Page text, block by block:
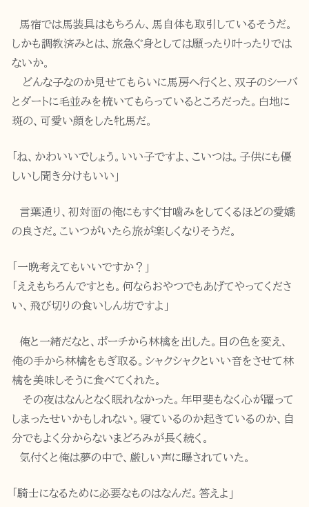
馬宿では馬装具はもちろん、馬自体も取引しているそうだ。
しかも調教済みとは、旅急ぐ身としては願ったり叶ったりでは
ないか。
どんな子なのか見せてもらいに馬房へ行くと、双子のシーバ
とダートに毛並みを梳いてもらっているところだった。白地に
斑の、可愛い顔をした牝馬だ。
「ね、かわいいでしょう。いい子ですよ、こいつは。子供にも優
しいし聞き分けもいい」
言葉通り、初対面の俺にもすぐ甘噛みをしてくるほどの愛嬌
の良さだ。こいつがいたら旅が楽しくなりそうだ。
「一晩考えてもいいですか？」
「ええもちろんですとも。何ならおやつでもあげてやってくださ
い、飛び切りの食いしん坊ですよ」
俺と一緒だなと、ポーチから林檎を出した。目の色を変え、
俺の手から林檎をもぎ取る。シャクシャクといい音をさせて林
檎を美味しそうに食べてくれた。
その夜はなんとなく眠れなかった。年甲斐もなく心が躍って
しまったせいかもしれない。寝ているのか起きているのか、自
分でもよく分からないまどろみが長く続く。
気付くと俺は夢の中で、厳しい声に曝されていた。
「騎士になるために必要なものはなんだ。答えよ」